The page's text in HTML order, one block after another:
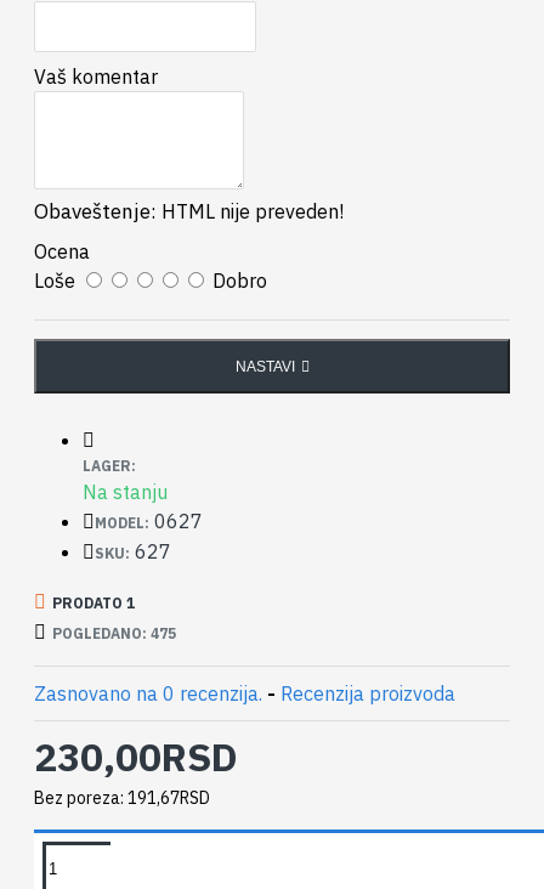
Vaš komentar
Obaveštenje: HTML nije preveden!
Ocena
Loše
Dobro
NASTAVI
LAGER:
Na stanju
MODEL: 0627
SKU: 627
PRODATO 1
POGLEDANO: 475
Zasnovano na 0 recenzija. - Recenzija proizvoda
230,00RSD
Bez poreza: 191,67RSD
PEOPLE ALSO BOUGHT